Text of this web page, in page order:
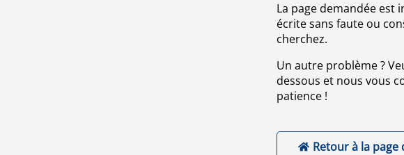
La page demandée est
écrite sans faute ou
cherchez.
Un autre problème ?
dessous et nous vous
patience !
Retour à la page